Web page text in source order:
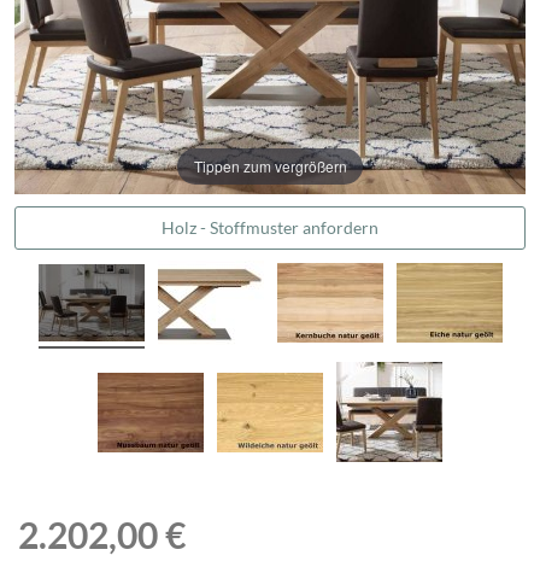
Tippen zum vergrößern
Holz - Stoffmuster anfordern
2.202,00 €